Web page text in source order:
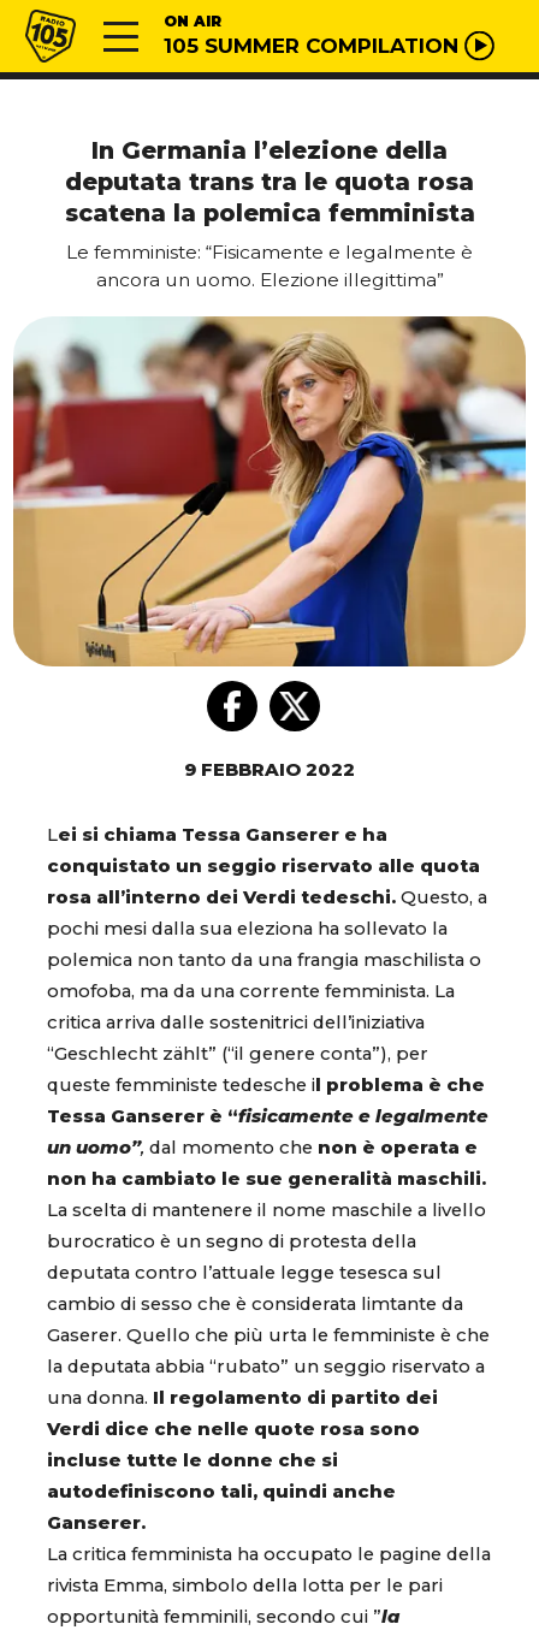
Vai al contenuto
Radio 105 ON AIR
105 SUMMER COMPILATION
In Germania l’elezione della
deputata trans tra le quota rosa
scatena la polemica femminista
Le femministe: “Fisicamente e legalmente è
ancora un uomo. Elezione illegittima”
9 FEBBRAIO 2022
Lei si chiama Tessa Ganserer e ha
conquistato un seggio riservato alle quota
rosa all’interno dei Verdi tedeschi. Questo, a
pochi mesi dalla sua eleziona ha sollevato la
polemica non tanto da una frangia maschilista o
omofoba, ma da una corrente femminista. La
critica arriva dalle sostenitrici dell’iniziativa
“Geschlecht zählt” (“il genere conta”), per
queste femministe tedesche i l problema è che
Tessa Ganserer è “fisicamente e legalmente
un uomo”, dal momento che non è operata e
non ha cambiato le sue generalità maschili.
La scelta di mantenere il nome maschile a livello
burocratico è un segno di protesta della
deputata contro l’attuale legge tesesca sul
cambio di sesso che è considerata limtante da
Gaserer. Quello che più urta le femministe è che
la deputata abbia “rubato” un seggio riservato a
una donna. Il regolamento di partito dei
Verdi dice che nelle quote rosa sono
incluse tutte le donne che si
autodefiniscono tali, quindi anche
Ganserer.
La critica femminista ha occupato le pagine della
rivista Emma, simbolo della lotta per le pari
opportunità femminili, secondo cui ”la